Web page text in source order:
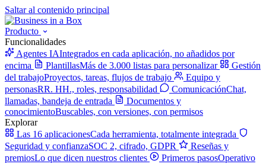
Saltar al contenido principal
Producto
Funcionalidades
Agentes IAIntegrados en cada aplicación, no añadidos por
encima
PlantillasMás de 3.000 listas para personalizar
Gestión
del trabajoProyectos, tareas, flujos de trabajo
Equipo y
personasRR. HH., roles, responsabilidad ComunicaciónChat,
llamadas, bandeja de entrada
Documentos y
conocimientoBuscables, con versiones, con permisos
Explorar
Las 16 aplicacionesCada herramienta, totalmente integrada
Seguridad y confianzaSOC 2, cifrado, GDPR
Reseñas y
premiosLo que dicen nuestros clientes Primeros pasosOperativo